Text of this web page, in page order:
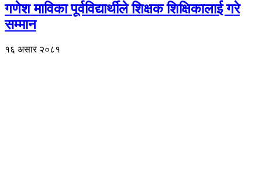
गणेश माविका पूर्वविद्यार्थीले शिक्षक शिक्षिकालाई गरे
सम्मान
१६ असार २०८१